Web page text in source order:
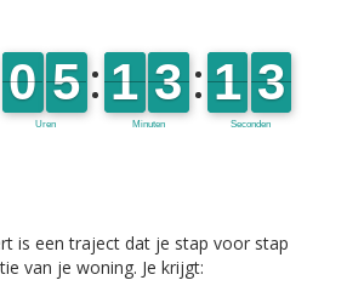
is een traject dat je stap voor stap
van je woning. Je krijgt: